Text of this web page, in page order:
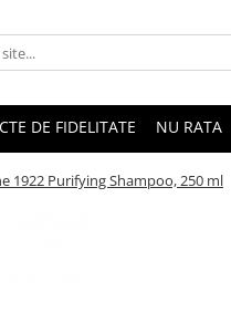
DE FIDELITATE NU RATA
1922 Purifying Shampoo, 250 ml